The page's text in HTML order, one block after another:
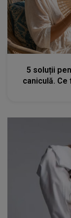
5 soluții
caniculă.